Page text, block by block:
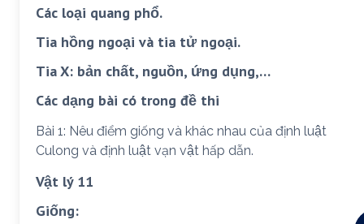
Các loại quang phổ.
Tia hồng ngoại và tia tử ngoại.
Tia X: bản chất, nguồn, ứng dụng,…
Các dạng bài có trong đề thi
Bài 1: Nêu điểm giống và khác nhau của định luật
Culong và định luật vạn vật hấp dẫn.
Vật lý 11
Giống: